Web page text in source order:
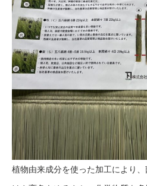
植物由来成分を使った加工により